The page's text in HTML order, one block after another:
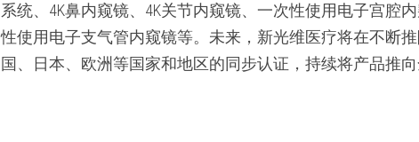
系统、4K鼻内窥镜、4K关节内窥镜、一次性使用电子宫腔
性使用电子支气管内窥镜等。未来，新光维医疗将在不断
国、日本、欧洲等国家和地区的同步认证，持续将产品推向